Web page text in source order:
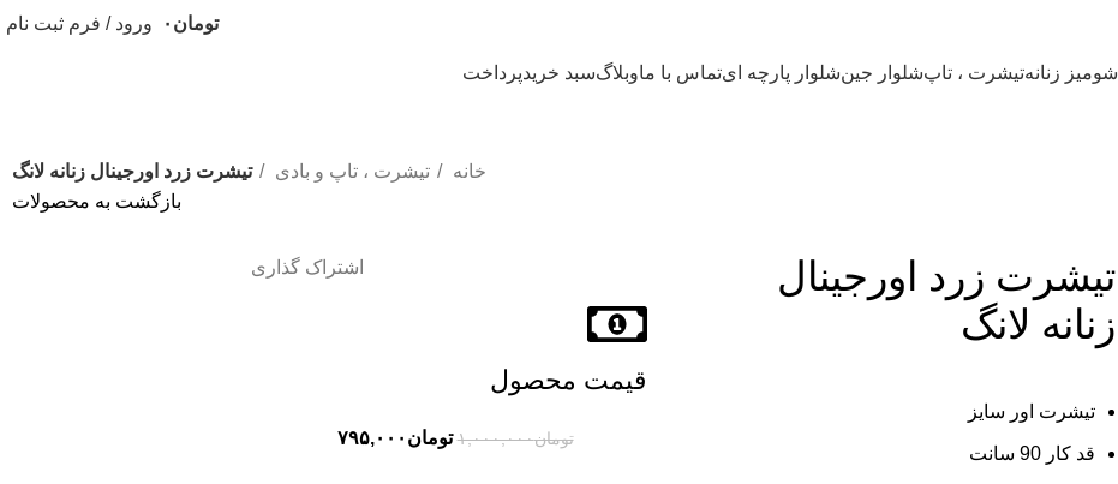
تومان ۰ ورود / فرم ثبت نام
شومیز زنانهتیشرت ، تاپشلوار جینشلوار پارچه ایتماس با ماوبلاگسبد خریدپرداخت
خانه تیشرت ، تاپ و بادی
تیشرت زرد اورجینال زنانه لانگ
بازگشت به محصولات
تیشرت زرد اورجینال
زنانه لانگ
تیشرت اور سایز
قد کار 90 سانت
اشتراک گذاری
قیمت محصول
تومان۱,۰۰۰,۰۰۰ تومان ۷۹۵,۰۰۰